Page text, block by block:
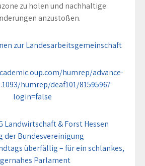
zu holen und nachhaltige
anzustoßen.
zur Landesarbeitsgemeinschaft
humrep/advance-
humrep/deaf101/8159596?
login=false
Landwirtschaft & Forst Hessen
Bundesvereinigung
überfällig – für ein schlankes,
Parlament